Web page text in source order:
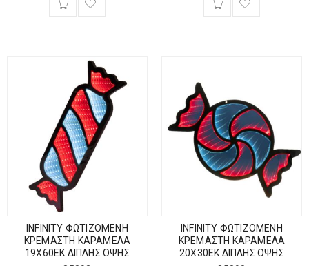
INFINITY ΦΩΤΙΖΟΜΕΝΗ
ΚΡΕΜΑΣΤΗ ΚΑΡΑΜΕΛΑ
19Χ60ΕΚ ΔΙΠΛΗΣ ΟΨΗΣ
INFINITY ΦΩΤΙΖΟΜΕΝΗ
ΚΡΕΜΑΣΤΗ ΚΑΡΑΜΕΛΑ
20Χ30ΕΚ ΔΙΠΛΗΣ ΟΨΗΣ